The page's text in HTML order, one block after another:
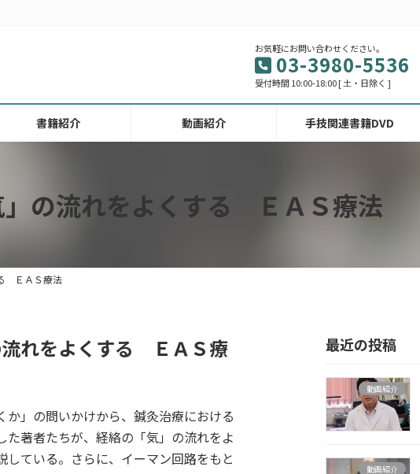
お気軽にお問い合わせください。
03-3980-5536
受付時間 10:00-18:00 [ 土・日除く ]
書籍紹介 動画紹介 手技関連書籍DVD
」の流れをよくする ＥＡＳ療法
ＥＡＳ療法
れをよくする ＥＡＳ療
か」の問いかけから、鍼灸治療における
た著者たちが、経絡の「気」の流れをよ
している。さらに、イーマン回路をもと
最近の投稿
動画紹介
動画紹介